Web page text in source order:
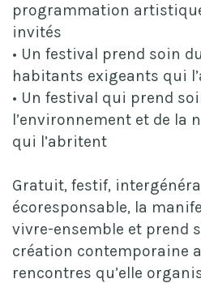
programmation
invités
• Un festival prend soin
habitants exigeants qui
• Un festival qui prend
l’environnement et de la
qui l’abritent
Gratuit, festif,
écoresponsable, la
vivre-ensemble et prend
création contemporaine
rencontres qu’elle